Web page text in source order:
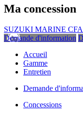
Ma concession
SUZUKI MARINE
Demande d'information
Accueil
Gamme
Entretien
Demande
Concessions